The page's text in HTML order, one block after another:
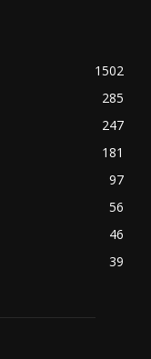
1502
285
247
181
97
56
46
39